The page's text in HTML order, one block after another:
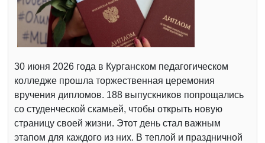
30 июня 2026 года в Курганском педагогическом
колледже прошла торжественная церемония
вручения дипломов. 188 выпускников попрощались
со студенческой скамьей, чтобы открыть новую
страницу своей жизни. Этот день стал важным
этапом для каждого из них. В теплой и праздничной